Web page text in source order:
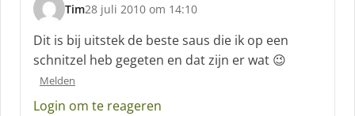
Tim
s
c
h
r
e
28 juli 2010 om 14:10
Dit is bij uitstek de beste saus die ik op een
schnitzel heb gegeten en dat zijn er wat 😉
Melden
Login om te reageren